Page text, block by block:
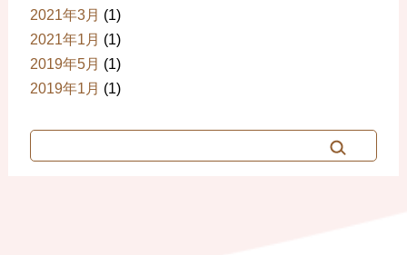
2021年3月 (1)
2021年1月 (1)
2019年5月 (1)
2019年1月 (1)